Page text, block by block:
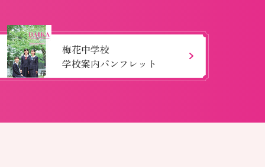
梅花中学校
学校案内パンフレット